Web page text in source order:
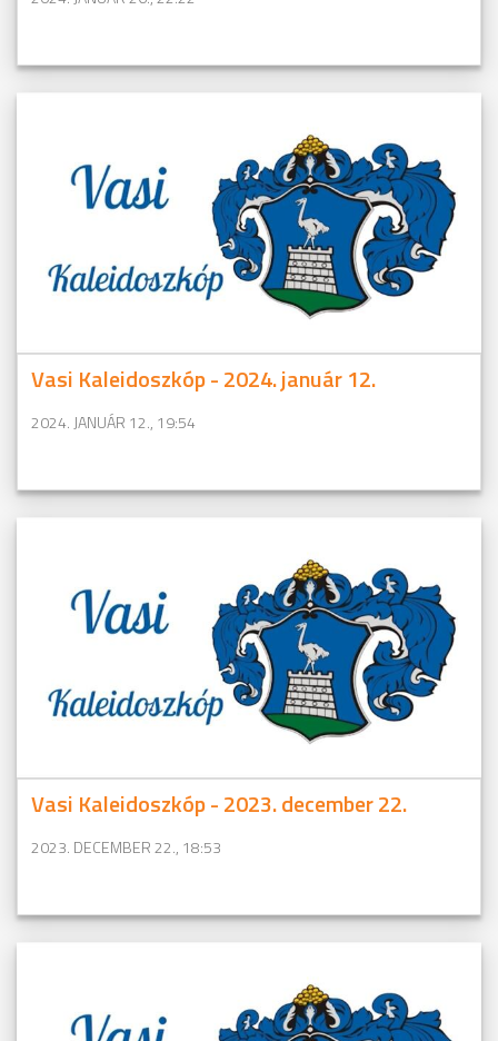
Vasi Kaleidoszkóp - 2024. január 12.
2024. JANUÁR 12., 19:54
Vasi Kaleidoszkóp - 2023. december 22.
2023. DECEMBER 22., 18:53